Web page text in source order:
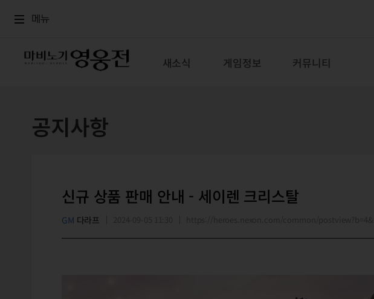
메뉴
새소식 게임정보 커뮤니티
공지사항
신규 상품 판매 안내 - 세이렌 크리스탈
GM 다라프